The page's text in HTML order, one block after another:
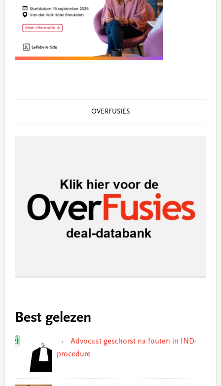
OVERFUSIES
Best gelezen
Advocaat geschorst na fouten in IND-
procedure